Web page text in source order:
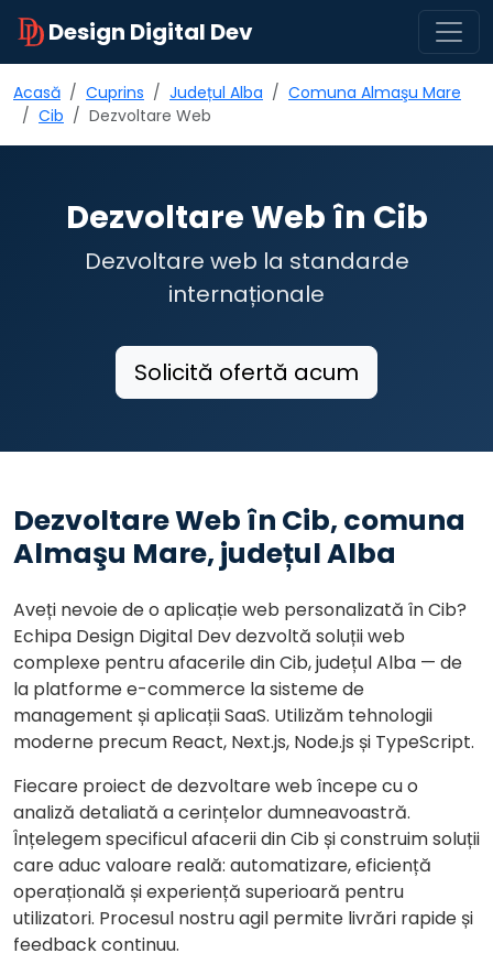
Design Digital Dev
Acasă Cuprins Județul Alba
Comuna Almaşu Mare
Cib
Dezvoltare Web
Dezvoltare Web în Cib
Dezvoltare web la standarde
internaționale
Solicită ofertă acum
Dezvoltare Web în Cib, comuna
Almaşu Mare, județul Alba
Aveți nevoie de o aplicație web personalizată în Cib?
Echipa Design Digital Dev dezvoltă soluții web
complexe pentru afacerile din Cib, județul Alba — de
la platforme e-commerce la sisteme de
management și aplicații SaaS. Utilizăm tehnologii
moderne precum React, Next.js, Node.js și TypeScript.
Fiecare proiect de dezvoltare web începe cu o
analiză detaliată a cerințelor dumneavoastră.
Înțelegem specificul afacerii din Cib și construim soluții
care aduc valoare reală: automatizare, eficiență
operațională și experiență superioară pentru
utilizatori. Procesul nostru agil permite livrări rapide și
feedback continuu.